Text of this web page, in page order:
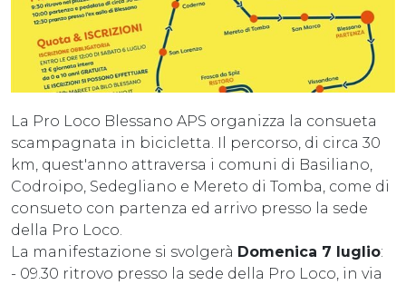
La Pro Loco Blessano APS organizza la consueta
scampagnata in bicicletta. Il percorso, di circa 30
km, quest'anno attraversa i comuni di Basiliano,
Codroipo, Sedegliano e Mereto di Tomba, come di
consueto con partenza ed arrivo presso la sede
della Pro Loco.
La manifestazione si svolgerà Domenica 7 luglio:
- 09.30 ritrovo presso la sede della Pro Loco, in via